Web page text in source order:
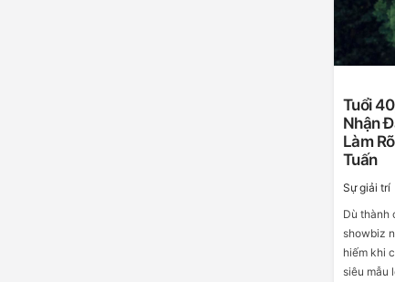
Tuổi
Nhận
Làm
Tuấn
Sự giải trí
Dù thành
showbiz
hiếm khi
siêu mẫu